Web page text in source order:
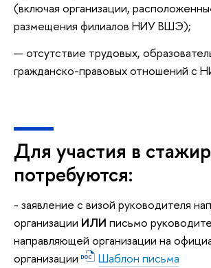
(включая организации,
размещения филиалов НИУ ВШЭ);
отсутствие трудовых,
гражданско-правовых отношений с
Для участия в
потребуются:
- заявление с визой руководителя
организации ИЛИ письмо
направляющей организации на
организации
Шаблон письма